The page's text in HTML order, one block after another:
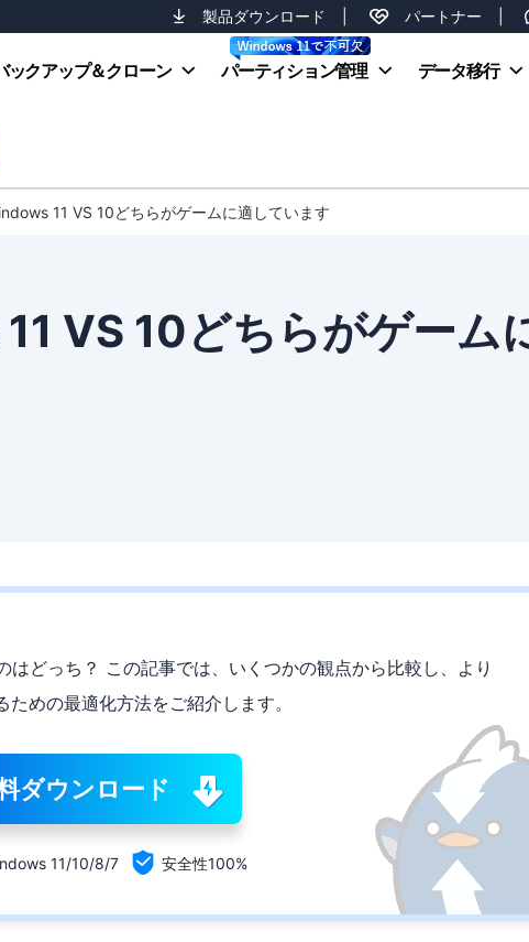
製品ダウンロード パートナー
ックアップ＆クローン パーティション管理 データ移行
11 VS 10どちらがゲームに適しています
VS 10どちらがゲーム
はどっち？ この記事では、いくつかの観点から比較し、より
めの最適化方法をご紹介します。
ダウンロード
11/10/8/7  安全性100%